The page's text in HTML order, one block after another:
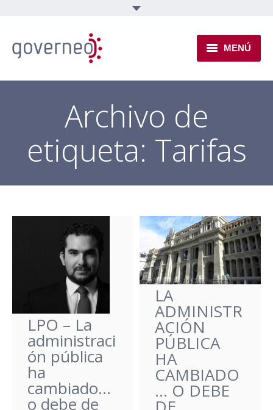
MENÚ
INSTITUCIONAL
EJES TEMÁTICOS
NOVEDADES
Archivo de
etiqueta: Tarifas
LPO – La
administraci
ón pública
ha
cambiado…
o debe de
LA
ADMINISTR
ACIÓN
PÚBLICA
HA
CAMBIADO
… O DEBE